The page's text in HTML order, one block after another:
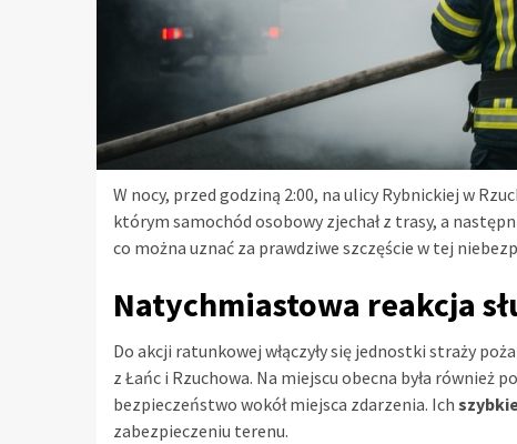
W nocy, przed godziną 2:00, na ulicy Rybnickiej w
którym samochód osobowy zjechał z trasy, a
co można uznać za prawdziwe szczęście w tej
Natychmiastowa reakcja
Do akcji ratunkowej włączyły się jednostki straży
z Łańc i Rzuchowa. Na miejscu obecna była
bezpieczeństwo wokół miejsca zdarzenia. Ich
zabezpieczeniu terenu.